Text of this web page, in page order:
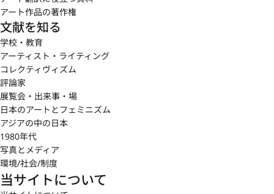
アート作品の著作権
文献を知る
学校・教育
アーティスト・ライティング
コレクティヴィズム
評論家
展覧会・出来事・場
日本のアートとフェミニズム
アジアの中の日本
1980年代
写真とメディア
環境/社会/制度
当サイトについて